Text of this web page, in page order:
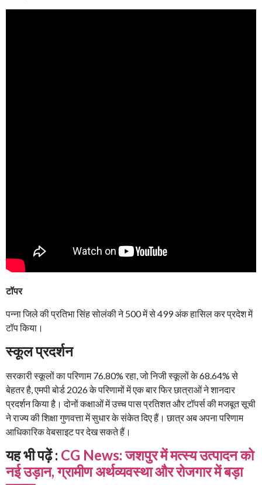
टॉपर
पन्ना जिले की प्रतिभा सिंह सोलंकी ने 500 में से 499 अंक हासिल कर प्रदेश में
टॉप किया।
स्कूल प्रदर्शन
सरकारी स्कूलों का परिणाम 76.80% रहा, जो निजी स्कूलों के 68.64% से
बेहतर है, एमपी बोर्ड 2026 के परिणामों में एक बार फिर छात्राओं ने शानदार
प्रदर्शन किया है। दोनों कक्षाओं में उच्च पास प्रतिशत और टॉपर्स की मजबूत सूची
ने राज्य की शिक्षा गुणवत्ता में सुधार के संकेत दिए हैं। छात्र अब अपना परिणाम
आधिकारिक वेबसाइट पर देख सकते हैं।
यह भी पढ़ें : CG News: जशपुर में मत्स्य उत्पादन को
नई उड़ान, ग्रामीण अर्थव्यवस्था और रोजगार में बड़ा